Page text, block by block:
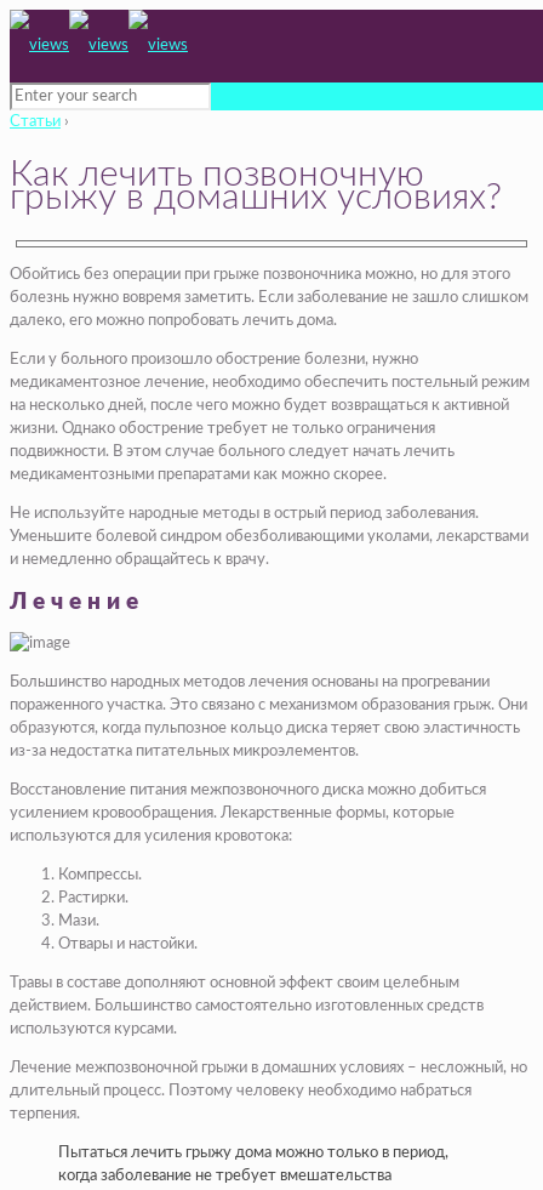
Статьи ›
Как лечить позвоночную
грыжу в домашних условиях?
Обойтись без операции при грыже позвоночника можно, но для этого
болезнь нужно вовремя заметить. Если заболевание не зашло слишком
далеко, его можно попробовать лечить дома.
Если у больного произошло обострение болезни, нужно
медикаментозное лечение, необходимо обеспечить постельный режим
на несколько дней, после чего можно будет возвращаться к активной
жизни. Однако обострение требует не только ограничения
подвижности. В этом случае больного следует начать лечить
медикаментозными препаратами как можно скорее.
Не используйте народные методы в острый период заболевания.
Уменьшите болевой синдром обезболивающими уколами, лекарствами
и немедленно обращайтесь к врачу.
Лечение
Большинство народных методов лечения основаны на прогревании
пораженного участка. Это связано с механизмом образования грыж. Они
образуются, когда пульпозное кольцо диска теряет свою эластичность
из-за недостатка питательных микроэлементов.
Восстановление питания межпозвоночного диска можно добиться
усилением кровообращения. Лекарственные формы, которые
используются для усиления кровотока:
Компрессы.
Растирки.
Мази.
Отвары и настойки.
Травы в составе дополняют основной эффект своим целебным
действием. Большинство самостоятельно изготовленных средств
используются курсами.
Лечение межпозвоночной грыжи в домашних условиях – несложный, но
длительный процесс. Поэтому человеку необходимо набраться
терпения.
Пытаться лечить грыжу дома можно только в период,
когда заболевание не требует вмешательства